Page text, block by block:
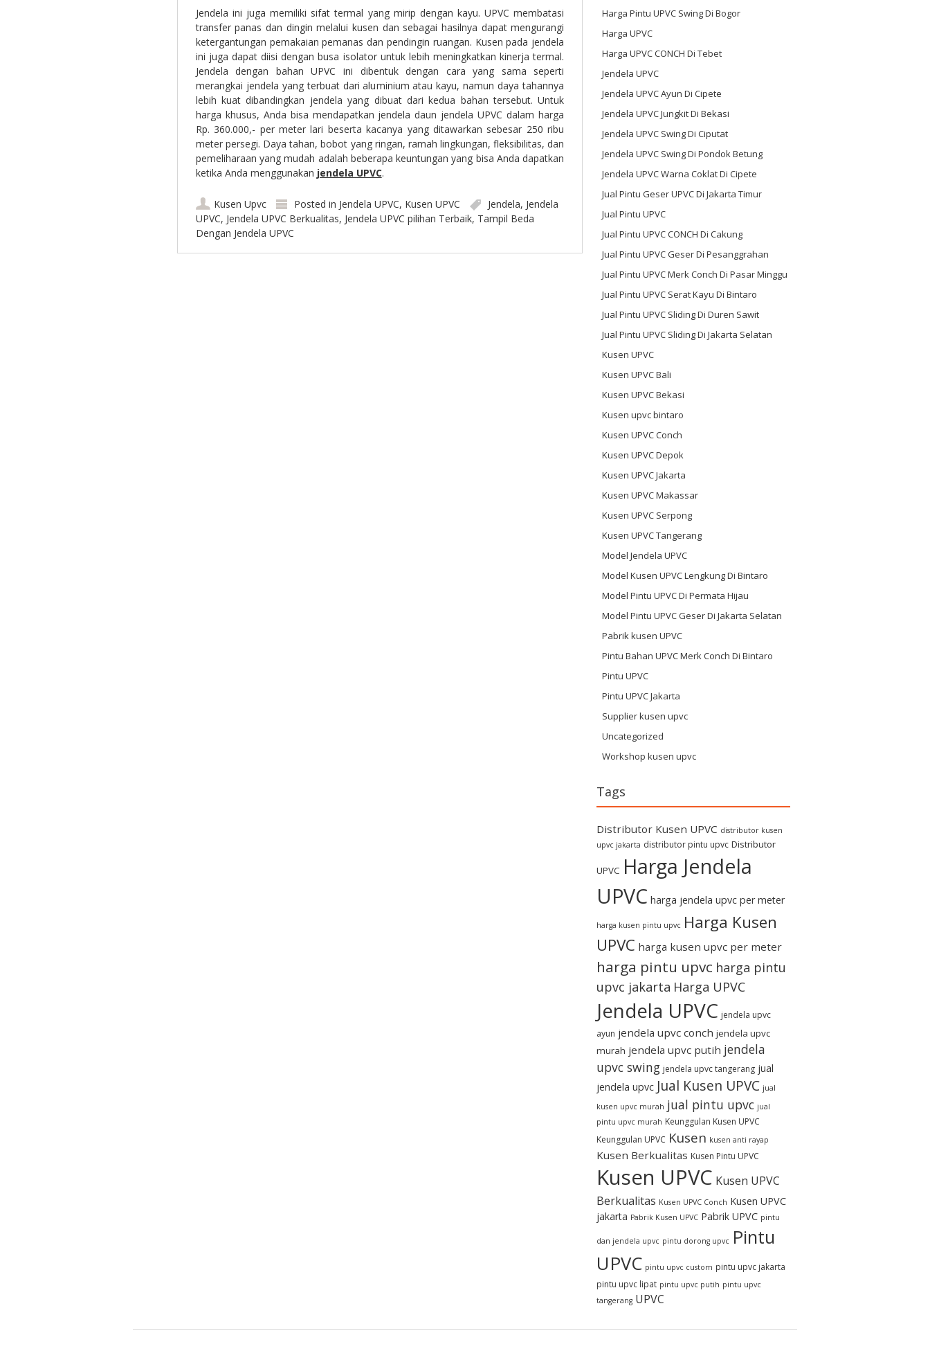
Jendela ini juga memiliki sifat termal yang mirip dengan kayu. UPVC membatasi
transfer panas dan dingin melalui kusen dan sebagai hasilnya dapat mengurangi
ketergantungan pemakaian pemanas dan pendingin ruangan. Kusen pada jendela
ini juga dapat diisi dengan busa isolator untuk lebih meningkatkan kinerja termal.
Jendela dengan bahan UPVC ini dibentuk dengan cara yang sama seperti
merangkai jendela yang terbuat dari aluminium atau kayu, namun daya tahannya
lebih kuat dibandingkan jendela yang dibuat dari kedua bahan tersebut. Untuk
harga khusus, Anda bisa mendapatkan jendela daun jendela UPVC dalam harga
Rp. 360.000,- per meter lari beserta kacanya yang ditawarkan sebesar 250 ribu
meter persegi. Daya tahan, bobot yang ringan, ramah lingkungan, fleksibilitas, dan
pemeliharaan yang mudah adalah beberapa keuntungan yang bisa Anda dapatkan
ketika Anda menggunakan jendela UPVC.
Kusen Upvc Posted in Jendela UPVC, Kusen UPVC Jendela, Jendela
UPVC, Jendela UPVC Berkualitas, Jendela UPVC pilihan Terbaik, Tampil Beda
Dengan Jendela UPVC
Harga Pintu UPVC Swing Di Bogor
Harga UPVC
Harga UPVC CONCH Di Tebet
Jendela UPVC
Jendela UPVC Ayun Di Cipete
Jendela UPVC Jungkit Di Bekasi
Jendela UPVC Swing Di Ciputat
Jendela UPVC Swing Di Pondok Betung
Jendela UPVC Warna Coklat Di Cipete
Jual Pintu Geser UPVC Di Jakarta Timur
Jual Pintu UPVC
Jual Pintu UPVC CONCH Di Cakung
Jual Pintu UPVC Geser Di Pesanggrahan
Jual Pintu UPVC Merk Conch Di Pasar Minggu
Jual Pintu UPVC Serat Kayu Di Bintaro
Jual Pintu UPVC Sliding Di Duren Sawit
Jual Pintu UPVC Sliding Di Jakarta Selatan
Kusen UPVC
Kusen UPVC Bali
Kusen UPVC Bekasi
Kusen upvc bintaro
Kusen UPVC Conch
Kusen UPVC Depok
Kusen UPVC Jakarta
Kusen UPVC Makassar
Kusen UPVC Serpong
Kusen UPVC Tangerang
Model Jendela UPVC
Model Kusen UPVC Lengkung Di Bintaro
Model Pintu UPVC Di Permata Hijau
Model Pintu UPVC Geser Di Jakarta Selatan
Pabrik kusen UPVC
Pintu Bahan UPVC Merk Conch Di Bintaro
Pintu UPVC
Pintu UPVC Jakarta
Supplier kusen upvc
Uncategorized
Workshop kusen upvc
Tags
Distributor Kusen UPVC distributor kusen
upvc jakarta distributor pintu upvc Distributor
UPVC Harga Jendela
UPVC harga jendela upvc per meter
harga kusen pintu upvc Harga Kusen
UPVC harga kusen upvc per meter
harga pintu upvc harga pintu
upvc jakarta Harga UPVC
Jendela UPVC jendela upvc
ayun jendela upvc conch jendela upvc
murah jendela upvc putih jendela
upvc swing jendela upvc tangerang jual
jendela upvc Jual Kusen UPVC jual
kusen upvc murah jual pintu upvc jual
pintu upvc murah Keunggulan Kusen UPVC
Keunggulan UPVC Kusen kusen anti rayap
Kusen Berkualitas Kusen Pintu UPVC
Kusen UPVC Kusen UPVC
Berkualitas Kusen UPVC Conch Kusen UPVC
jakarta Pabrik Kusen UPVC Pabrik UPVC pintu
dan jendela upvc pintu dorong upvc Pintu
UPVC pintu upvc custom pintu upvc jakarta
pintu upvc lipat pintu upvc putih pintu upvc
tangerang UPVC